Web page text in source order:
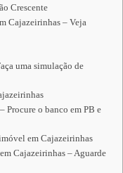
Crescente
Cajazeirinhas – Veja
uma simulação de
o banco em PB e
em Cajazeirinhas
Cajazeirinhas – Aguarde